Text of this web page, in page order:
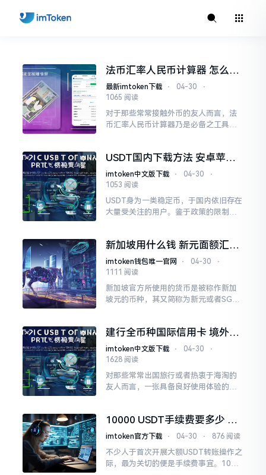
法币汇率人民币计算器 怎么查
实时汇率最准
最新imtoken下载 ⋅ 04-30
⋅
1065 阅读
对于那些常常接触外币的友人而言，法
币汇率人民币计算器乃是必备之工具。
美元、一欧元能够兑换多少人民币
USDT国内下载方法 安卓苹果
手机实用指南
imtoken中文版下载 ⋅ 04-30
⋅
1053 阅读
USDT身为一类稳定币，于国内依旧存在
大量受关注的用户。鉴于政策的限制情
是能够完成下载的。
新加坡用什么钱 新元面额汇率
全掌握
imtoken钱包唯一官网 ⋅ 04-30
⋅
1111 阅读
新加坡官方所使用的货币是被称作新加
坡元的币种，其又简称为新元或者SG
这一状况
建行全币种国际信用卡 境外消
费免货币转换费
imtoken中文版下载 ⋅ 04-30
⋅
1628 阅读
对那些常常出国旅行或者热衷于海淘的
友人而言，一张具备良好使用体验的全
卡畅行全球”的特点
10000 USDT手续费要多少 转
账提现成本详解
imtoken官方下载 ⋅ 04-30 ⋅ 876 阅读
不少人于首次开展大额USDT转账操作之
际，最为关切的便是手续费事宜。1000